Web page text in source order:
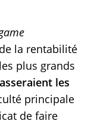
la rentabilité
plus grands
les
principale
de faire